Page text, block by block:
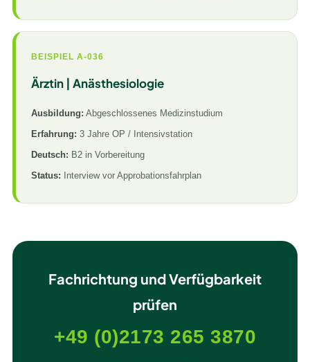
BEISPIEL A-036
Ärztin | Anästhesiologie
Ausbildung: Abgeschlossenes Medizinstudium
Erfahrung: 3 Jahre OP / Intensivstation
Deutsch: B2 in Vorbereitung
Status: Interview vor Approbationsfahrplan
Fachrichtung und Verfügbarkeit
prüfen
+49 (0)2173 265 3870